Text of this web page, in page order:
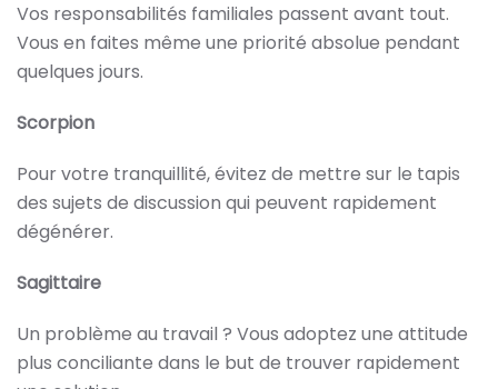
Vos responsabilités familiales passent avant tout.
Vous en faites même une priorité absolue pendant
quelques jours.
Scorpion
Pour votre tranquillité, évitez de mettre sur le tapis
des sujets de discussion qui peuvent rapidement
dégénérer.
Sagittaire
Un problème au travail ? Vous adoptez une attitude
plus conciliante dans le but de trouver rapidement